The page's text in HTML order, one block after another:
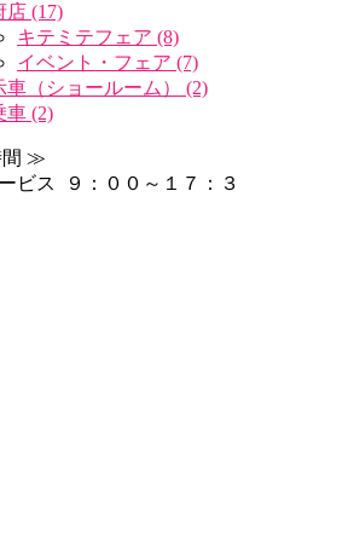
店 (17)
キテミテフェア (8)
イベント・フェア (7)
車（ショールーム） (2)
車 (2)
間 ≫
ビス ９：００～１７：３